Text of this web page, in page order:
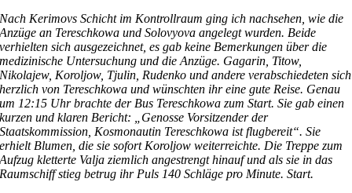
Nach Kerimovs Schicht im Kontrollraum ging ich nachsehen, wie die
Anzüge an Tereschkowa und Solovyova angelegt wurden. Beide
verhielten sich ausgezeichnet, es gab keine Bemerkungen über die
medizinische Untersuchung und die Anzüge. Gagarin, Titow,
Nikolajew, Koroljow, Tjulin, Rudenko und andere verabschiedeten sich
herzlich von Tereschkowa und wünschten ihr eine gute Reise. Genau
um 12:15 Uhr brachte der Bus Tereschkowa zum Start. Sie gab einen
kurzen und klaren Bericht: „Genosse Vorsitzender der
Staatskommission, Kosmonautin Tereschkowa ist flugbereit“. Sie
erhielt Blumen, die sie sofort Koroljow weiterreichte. Die Treppe zum
Aufzug kletterte Valja ziemlich angestrengt hinauf und als sie in das
Raumschiff stieg betrug ihr Puls 140 Schläge pro Minute. Start.